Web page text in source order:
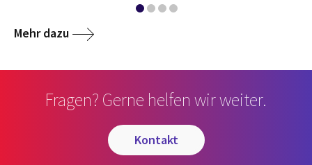
Mehr dazu
Fragen? Gerne helfen wir weiter.
kontakt